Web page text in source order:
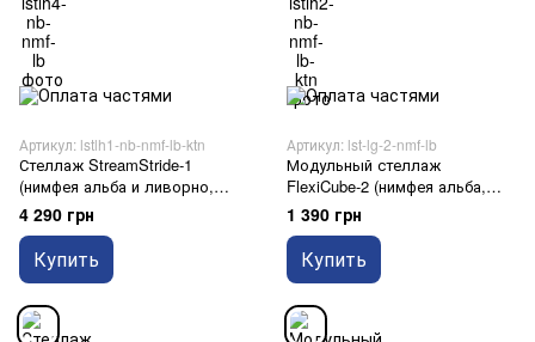
Артикул: lstlh1-nb-nmf-lb-ktn
Стеллаж StreamStride-1
(нимфея альба и ливорно,
80х34х190 см)
4 290 грн
Купить
Артикул: lst-lg-2-nmf-lb
Модульный стеллаж
FlexiCube-2 (нимфея альба,
368х336х720 мм)
1 390 грн
Купить